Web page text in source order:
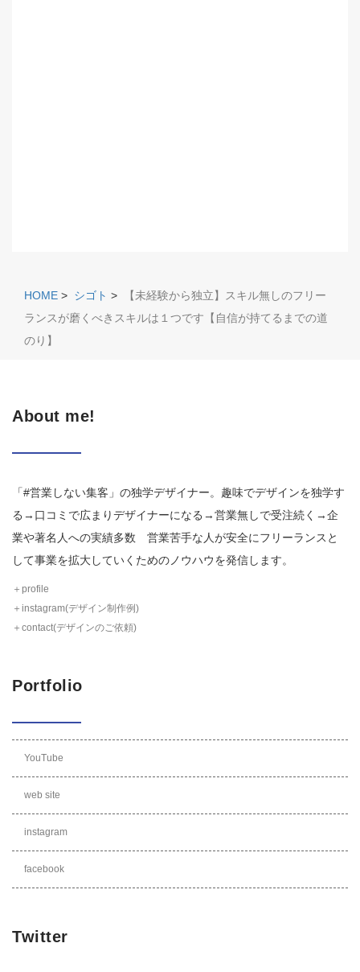
HOME > シゴト >
【未経験から独立】スキル無しのフリー
ランスが磨くべきスキルは１つです【自信が持てるまでの道
のり】
About me!
「#営業しない集客」の独学デザイナー。趣味でデザインを独学す
る→口コミで広まりデザイナーになる→営業無しで受注続く→企
業や著名人への実績多数 営業苦手な人が安全にフリーランスと
して事業を拡大していくためのノウハウを発信します。
＋profile
＋instagram(デザイン制作例)
＋contact(デザインのご依頼)
Portfolio
YouTube
web site
instagram
facebook
Twitter